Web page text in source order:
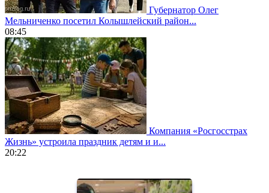
Губернатор Олег
Мельниченко посетил Колышлейский район...
08:45
Компания «Росгосстрах
Жизнь» устроила праздник детям и и...
20:22